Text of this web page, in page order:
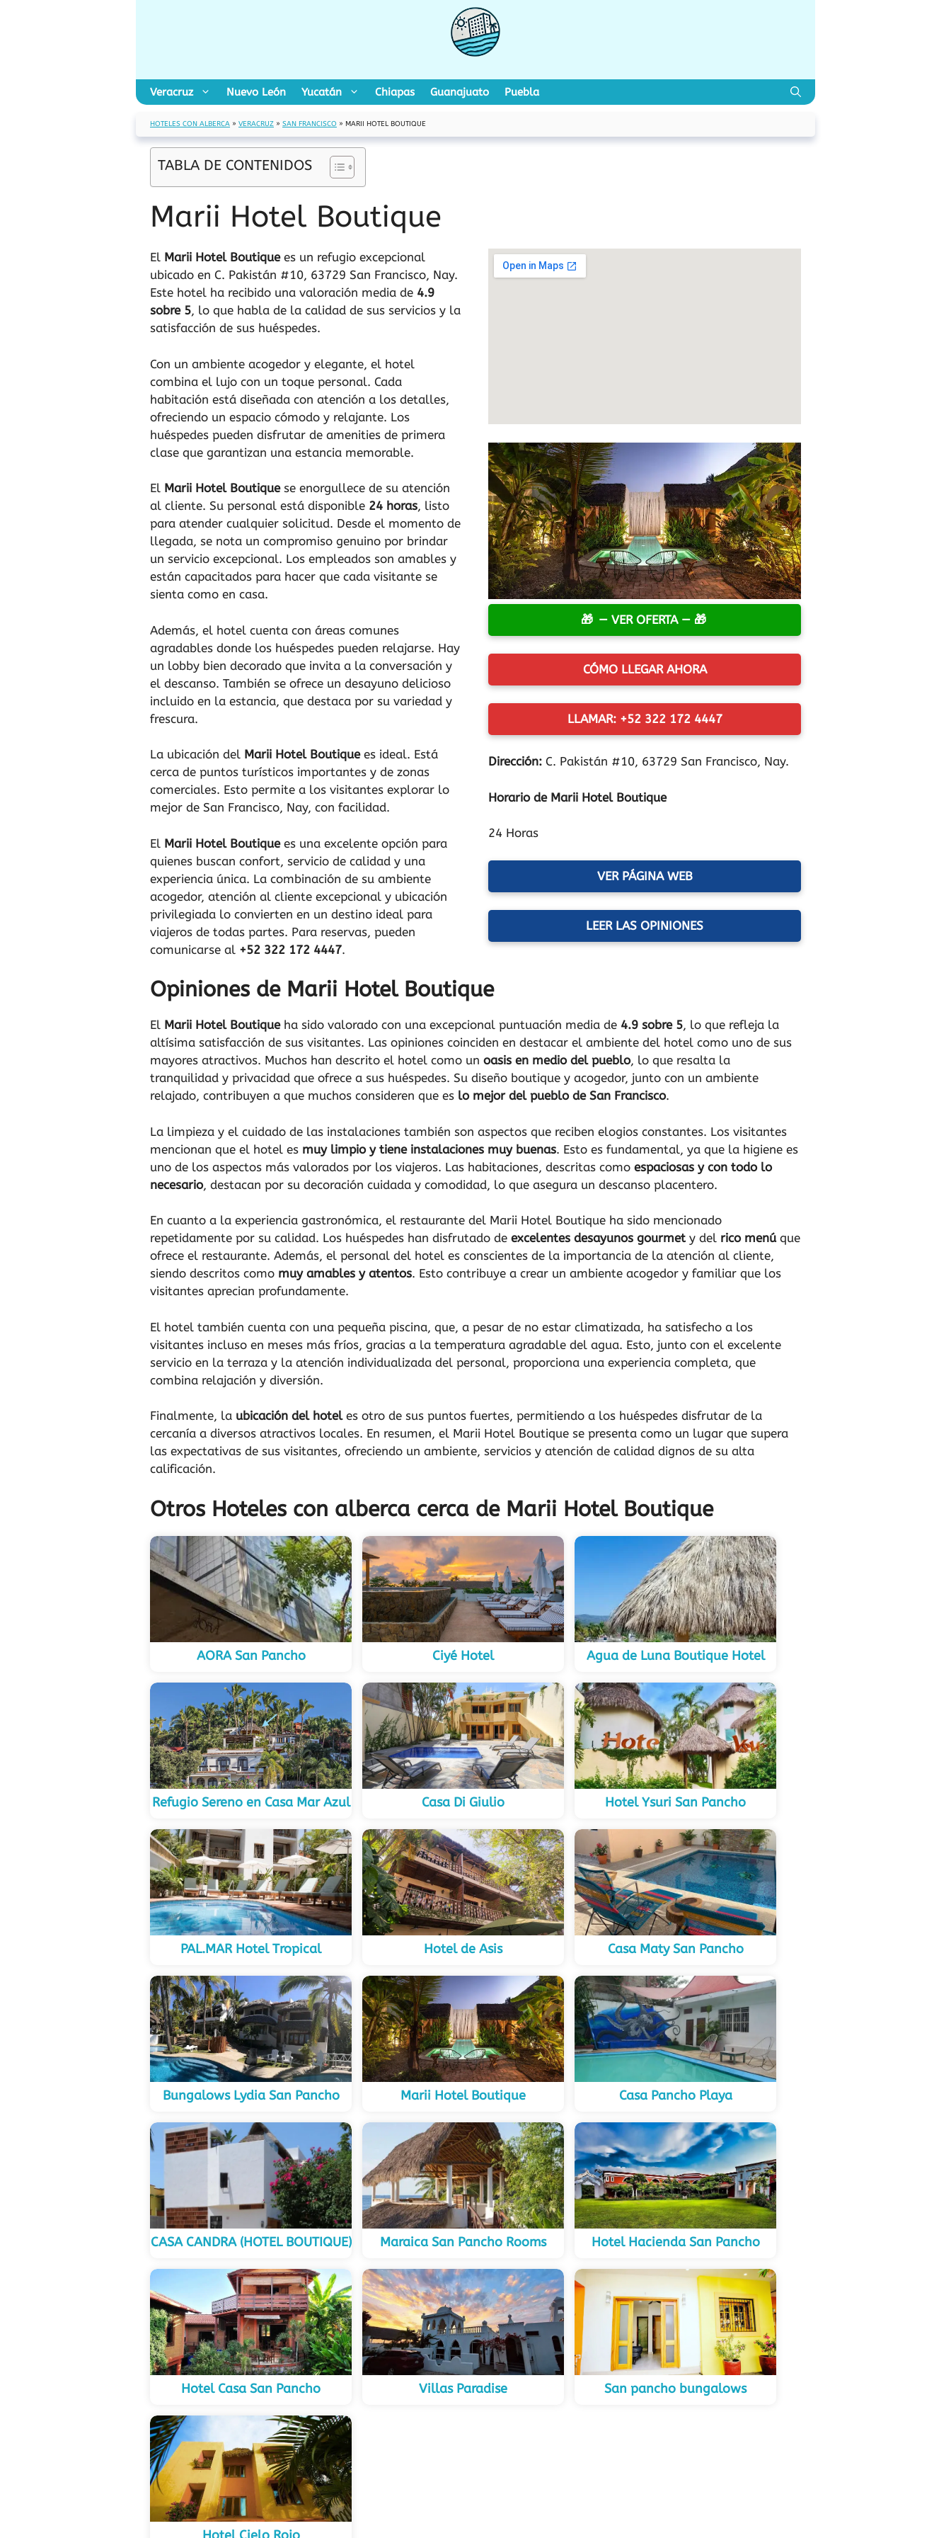
Veracruz Nuevo León Yucatán Chiapas Guanajuato Puebla
HOTELES CON ALBERCA » VERACRUZ » SAN FRANCISCO » MARII HOTEL BOUTIQUE
TABLA DE CONTENIDOS
Marii Hotel Boutique
El Marii Hotel Boutiquees un refugio excepcional
ubicado en C. Pakistán #10, 63729 San Francisco, Nay.
Este hotel ha recibido una valoración media de 4.9
sobre 5, lo que habla de la calidad de sus servicios y la
satisfacción de sus huéspedes.
Con un ambiente acogedor y elegante, el hotel
combina el lujo con un toque personal. Cada
habitación está diseñada con atención a los detalles,
ofreciendo un espacio cómodo y relajante. Los
huéspedes pueden disfrutar de amenities de primera
clase que garantizan una estancia memorable.
El Marii Hotel Boutiquese enorgullece de su atención
al cliente. Su personal está disponible 24 horas, listo
para atender cualquier solicitud. Desde el momento de
llegada, se nota un compromiso genuino por brindar
un servicio excepcional. Los empleados son amables y
están capacitados para hacer que cada visitante se
sienta como en casa.
Además, el hotel cuenta con áreas comunes
agradables donde los huéspedes pueden relajarse. Hay
un lobby bien decorado que invita a la conversación y
el descanso. También se ofrece un desayuno delicioso
incluido en la estancia, que destaca por su variedad y
frescura.
La ubicación del Marii Hotel Boutiquees ideal. Está
cerca de puntos turísticos importantes y de zonas
comerciales. Esto permite a los visitantes explorar lo
mejor de San Francisco, Nay, con facilidad.
El Marii Hotel Boutiquees una excelente opción para
quienes buscan confort, servicio de calidad y una
experiencia única. La combinación de su ambiente
acogedor, atención al cliente excepcional y ubicación
privilegiada lo convierten en un destino ideal para
viajeros de todas partes. Para reservas, pueden
comunicarse al +52 322 172 4447.
— VER OFERTA —
CÓMO LLEGAR AHORA
LLAMAR: +52 322 172 4447
Dirección:C. Pakistán #10, 63729 San Francisco, Nay.
Horario de Marii Hotel Boutique
24 Horas
VER PÁGINA WEB
LEER LAS OPINIONES
Opiniones de Marii Hotel Boutique
El Marii Hotel Boutiqueha sido valorado con una excepcional puntuación media de 4.9 sobre 5, lo que refleja la
altísima satisfacción de sus visitantes. Las opiniones coinciden en destacar el ambiente del hotel como uno de sus
mayores atractivos. Muchos han descrito el hotel como un oasis en medio del pueblo, lo que resalta la
tranquilidad y privacidad que ofrece a sus huéspedes. Su diseño boutique y acogedor, junto con un ambiente
relajado, contribuyen a que muchos consideren que es lo mejor del pueblo de San Francisco.
La limpieza y el cuidado de las instalaciones también son aspectos que reciben elogios constantes. Los visitantes
mencionan que el hotel es muy limpio y tiene instalaciones muy buenas. Esto es fundamental, ya que la higiene es
uno de los aspectos más valorados por los viajeros. Las habitaciones, descritas como espaciosas y con todo lo
necesario, destacan por su decoración cuidada y comodidad, lo que asegura un descanso placentero.
En cuanto a la experiencia gastronómica, el restaurante del Marii Hotel Boutique ha sido mencionado
repetidamente por su calidad. Los huéspedes han disfrutado de excelentes desayunos gourmety del rico menúque
ofrece el restaurante. Además, el personal del hotel es conscientes de la importancia de la atención al cliente,
siendo descritos como muy amables y atentos. Esto contribuye a crear un ambiente acogedor y familiar que los
visitantes aprecian profundamente.
El hotel también cuenta con una pequeña piscina, que, a pesar de no estar climatizada, ha satisfecho a los
visitantes incluso en meses más fríos, gracias a la temperatura agradable del agua. Esto, junto con el excelente
servicio en la terraza y la atención individualizada del personal, proporciona una experiencia completa, que
combina relajación y diversión.
Finalmente, la ubicación del hoteles otro de sus puntos fuertes, permitiendo a los huéspedes disfrutar de la
cercanía a diversos atractivos locales. En resumen, el Marii Hotel Boutique se presenta como un lugar que supera
las expectativas de sus visitantes, ofreciendo un ambiente, servicios y atención de calidad dignos de su alta
calificación.
Otros Hoteles con alberca cerca de Marii Hotel Boutique
AORA San Pancho Ciyé Hotel Agua de Luna Boutique Hotel
Refugio Sereno en Casa Mar Azul Casa Di Giulio Hotel Ysuri San Pancho
PAL.MAR Hotel Tropical Hotel de Asis Casa Maty San Pancho
Bungalows Lydia San Pancho Marii Hotel Boutique Casa Pancho Playa
CASA CANDRA (HOTEL BOUTIQUE) Maraica San Pancho Rooms Hotel Hacienda San Pancho
Hotel Casa San Pancho Villas Paradise San pancho bungalows
Hotel Cielo Rojo